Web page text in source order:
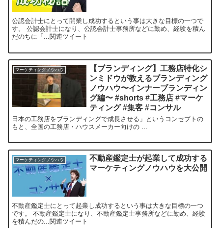
公認会計士にとって開業し成功するという事は大きな目標の一つで
す。 公認会計士になり、公認会計士事務所などに勤め、経験を積ん
だのちに「...関連ツイート
マーケティングノウハウ
【ブランディング】工務店特化シ
ンミドウが教えるブランディング
ノウハウ〜インナーブランディン
グ編〜 #shorts #工務店 #マーケ
ティング #集客 #コンサル
日本の工務店をブランディングで成長させる」というコンセプトの
もと、全国の工務店・ハウスメーカー向けの ...
マーケティングノウハウ
不動産鑑定士が起業して成功する
マーケティングノウハウを大公開
不動産鑑定士にとって起業し成功するという事は大きな目標の一つ
です。 不動産鑑定士になり、不動産鑑定士事務所などに勤め、経験
を積んだの...関連ツイート